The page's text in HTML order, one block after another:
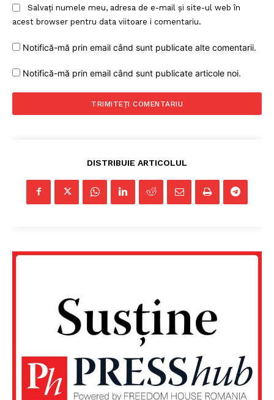
Salvați numele meu, adresa de e-mail și site-ul web în
acest browser pentru data viitoare i comentariu.
Notifică-mă prin email când sunt publicate alte comentarii.
Notifică-mă prin email când sunt publicate articole noi.
DISTRIBUIE ARTICOLUL